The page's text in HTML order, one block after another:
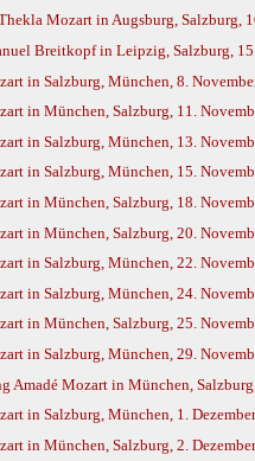
Mozart in Augsburg, Salzburg,
Breitkopf in Leipzig, Salzburg,
in Salzburg, München, 8.
in München, Salzburg, 11.
in Salzburg, München, 13.
in Salzburg, München, 15.
in München, Salzburg, 18.
in München, Salzburg, 20.
in Salzburg, München, 22.
in Salzburg, München, 24.
in München, Salzburg, 25.
in Salzburg, München, 29.
Amadé Mozart in München,
in Salzburg, München, 1.
in München, Salzburg, 2.